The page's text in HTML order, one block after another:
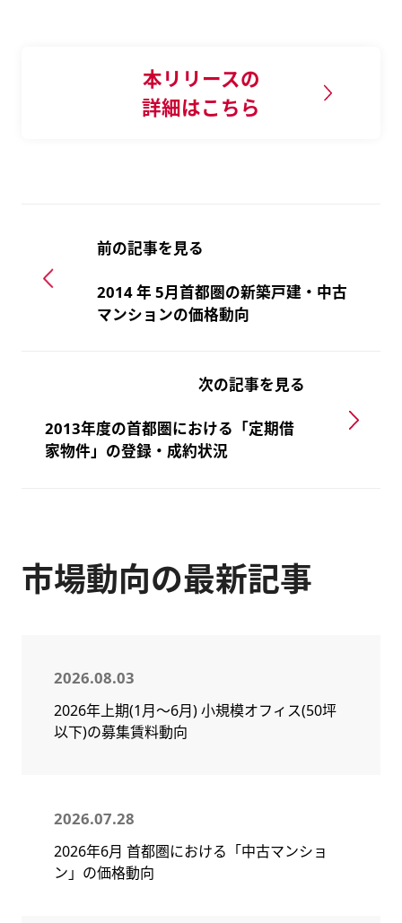
本リリースの
詳細はこちら
前の記事を見る
2014 年 5月首都圏の新築戸建・中古
マンションの価格動向
次の記事を見る
2013年度の首都圏における「定期借
家物件」の登録・成約状況
市場動向の最新記事
2026.08.03
2026年上期(1月～6月) 小規模オフィス(50坪
以下)の募集賃料動向
2026.07.28
2026年6月 首都圏における「中古マンショ
ン」の価格動向